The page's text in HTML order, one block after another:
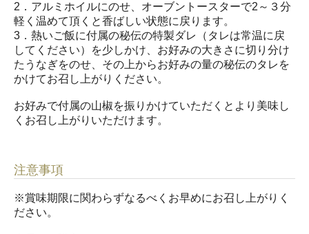
2．アルミホイルにのせ、オーブントースターで2～３分
軽く温めて頂くと香ばしい状態に戻ります。
3．熱いご飯に付属の秘伝の特製ダレ（タレは常温に戻
してください）を少しかけ、お好みの大きさに切り分け
たうなぎをのせ、その上からお好みの量の秘伝のタレを
かけてお召し上がりください。
お好みで付属の山椒を振りかけていただくとより美味し
くお召し上がりいただけます。
注意事項
※賞味期限に関わらずなるべくお早めにお召し上がりく
ださい。